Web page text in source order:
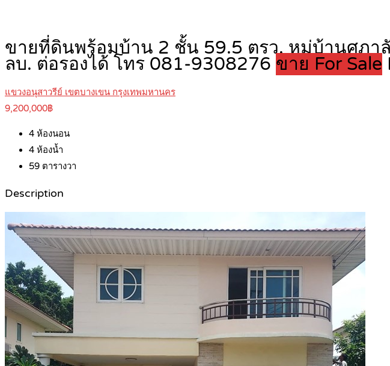
ขายที่ดินพร้อมบ้าน 2 ชั้น 59.5 ตรว. หมู่บ้านศุภา
ลบ. ต่อรองได้ โทร 081-9308276 ขาย For Sale
แขวงอนุสาวรีย์ เขตบางเขน กรุงเทพมหานคร
9,200,000฿
4 ห้องนอน
4 ห้องน้ำ
59 ตารางวา
Description